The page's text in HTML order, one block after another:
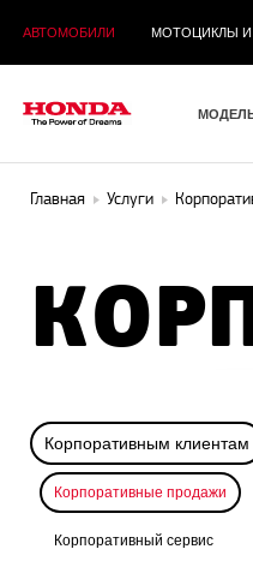
АВТОМОБИЛИ МОТОЦИКЛЫ И
Главная Услуги
Корпоративным клиентам
Корпоративные продажи
Корпоративный сервис